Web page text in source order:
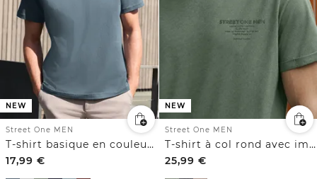
NEW
Street One MEN
T-shirt basique en couleur unie
17,99 €
NEW
Street One MEN
T-shirt à col rond avec imprimé sur la poitrine
25,99 €